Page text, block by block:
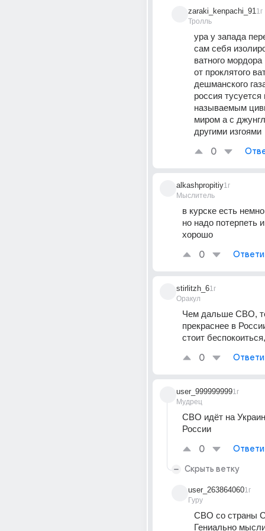
zaraki_kenpachi_91
Тролль
1г
ура у запада
сам себя
ватного мордора
от проклятого
дешманского
россия тусуется
называемым
миром а с
другими изгоями
0
alkashpropitiy
Мыслитель
1г
в курске есть
но надо потерпеть
хорошо
0
stirlitzh_6
Оракул
1г
Чем дальше СВО,
прекраснее в
стоит
0
user_999999999
Мудрец
1г
СВО идёт на
России
0
Скрыть ветку
user_263864060
Гуру
1г
СВО со страны
Гениально